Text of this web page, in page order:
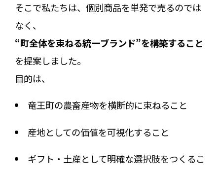
そこで私たちは、個別商品を単発で売るのでは
なく、
“町全体を束ねる統一ブランド”を構築すること
を提案しました。
目的は、
竜王町の農畜産物を横断的に束ねること
産地としての価値を可視化すること
ギフト・土産として明確な選択肢をつくるこ